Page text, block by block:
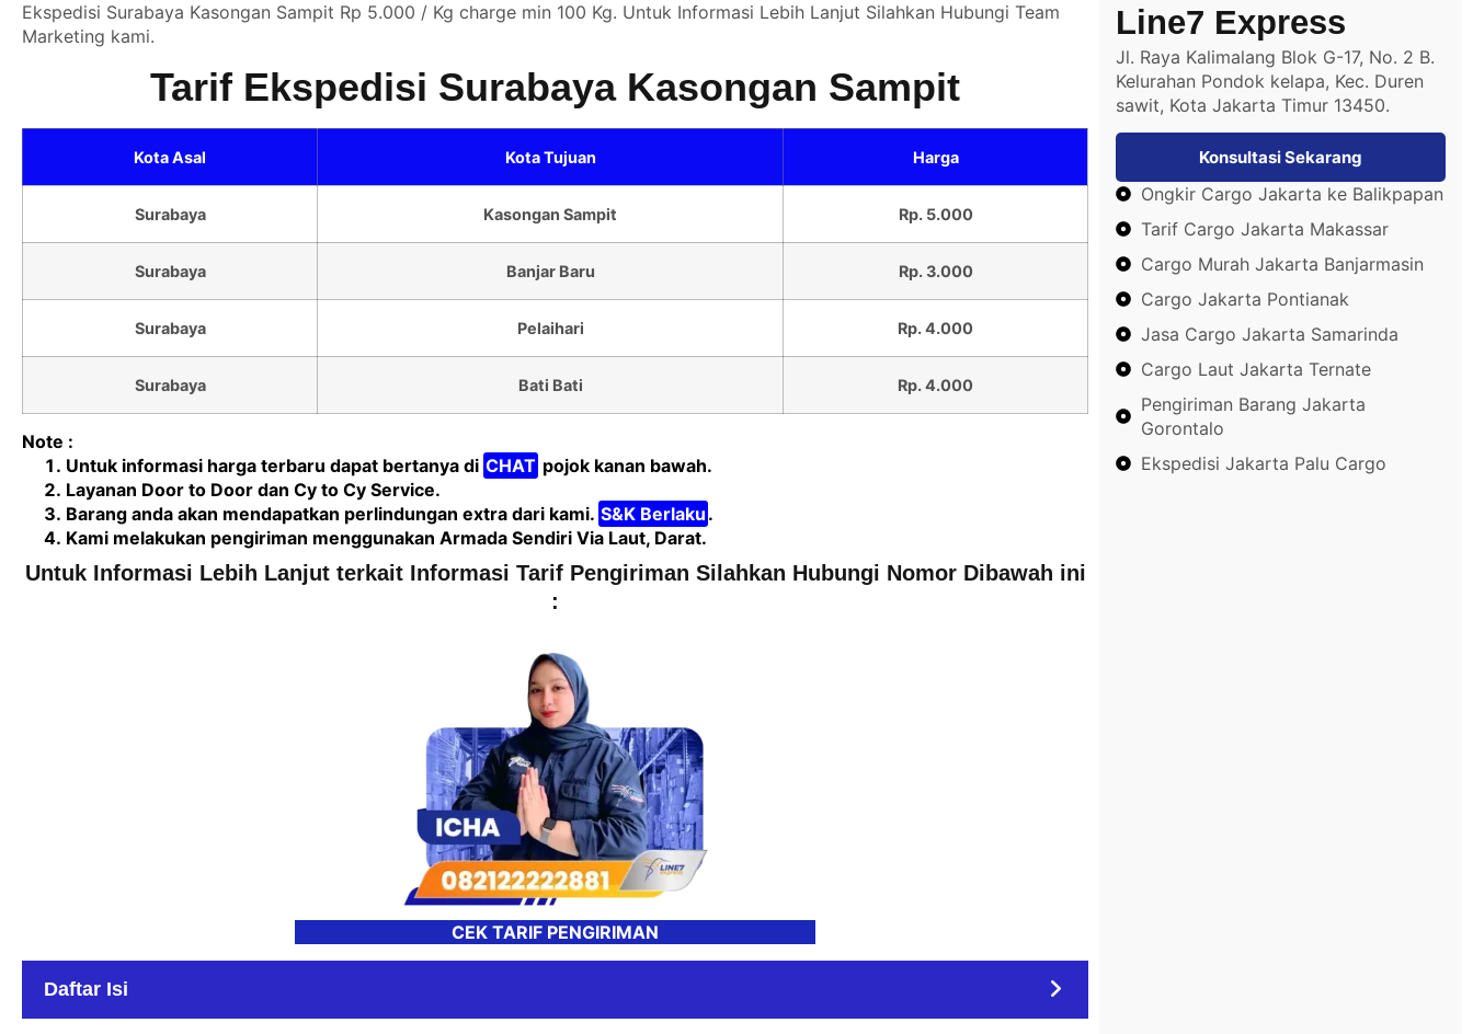
Ekspedisi Surabaya Kasongan Sampit Rp 5.000 / Kg charge min 100 Kg. Untuk Informasi Lebih Lanjut Silahkan Hubungi Team
Marketing kami.
Tarif Ekspedisi Surabaya Kasongan Sampit
Kota Asal Kota Tujuan Harga
Surabaya Kasongan Sampit Rp. 5.000
Surabaya Banjar Baru Rp. 3.000
Surabaya Pelaihari Rp. 4.000
Surabaya Bati Bati Rp. 4.000
Note :
Untuk informasi harga terbaru dapat bertanya di CHAT pojok kanan bawah.
Layanan Door to Door dan Cy to Cy Service.
Barang anda akan mendapatkan perlindungan extra dari kami. S&K Berlaku .
Kami melakukan pengiriman menggunakan Armada Sendiri Via Laut, Darat.
Untuk Informasi Lebih Lanjut terkait Informasi Tarif Pengiriman Silahkan Hubungi Nomor Dibawah ini
:
CEK TARIF PENGIRIMAN
Daftar Isi
Line7 Express
Jl. Raya Kalimalang Blok G-17, No. 2 B.
Kelurahan Pondok kelapa, Kec. Duren
sawit, Kota Jakarta Timur 13450.
Konsultasi Sekarang
Ongkir Cargo Jakarta ke Balikpapan
Tarif Cargo Jakarta Makassar
Cargo Murah Jakarta Banjarmasin
Cargo Jakarta Pontianak
Jasa Cargo Jakarta Samarinda
Cargo Laut Jakarta Ternate
Pengiriman Barang Jakarta
Gorontalo
Ekspedisi Jakarta Palu Cargo